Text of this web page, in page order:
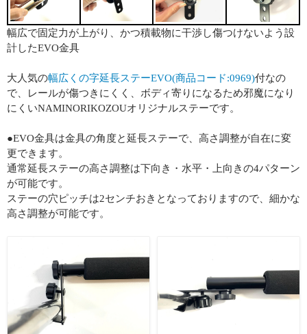
幅広で固定力が上がり、かつ積載物に干渉し傷つけないよう設
計したEVO金具
大人気の幅広くの字延長ステーEVO(商品コード:0969)付なの
で、レールが傷つきにくく、ボディ寄りになるため邪魔になり
にくいNAMINORIKOZOUオリジナルステーです。
●EVO金具は金具の角度と延長ステーで、高さ調整が自在に変
更できます。
通常延長ステーの高さ調整は下向き・水平・上向きの4パターン
が可能です。
ステーの穴ピッチは2センチおきとなっておりますので、細かな
高さ調整が可能です。